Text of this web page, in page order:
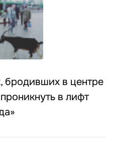
бродивших в центре
в лифт